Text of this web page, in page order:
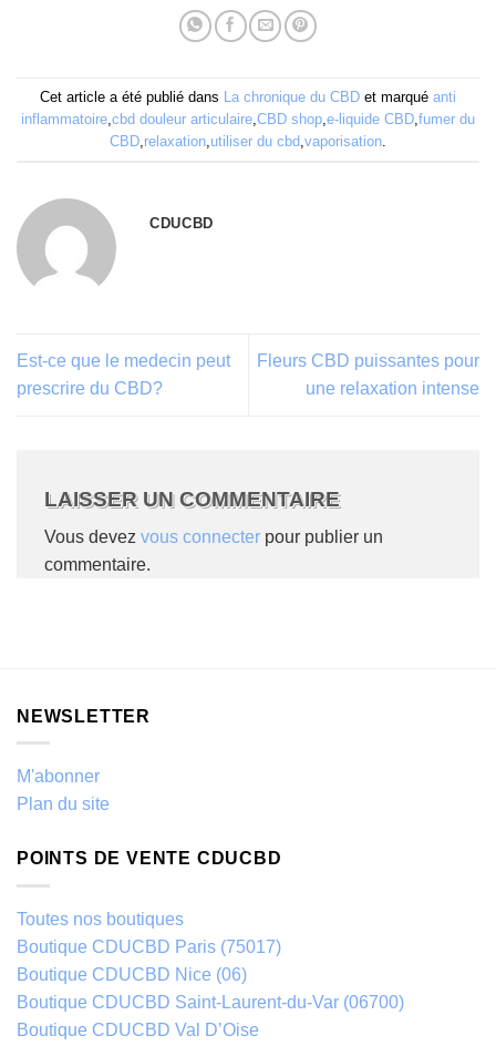
Cet article a été publié dans La chronique du CBD et marqué anti
inflammatoire cbd douleur articulaire CBD shop e-liquide CBD fumer du
CBD relaxation utiliser du cbd vaporisation
CDUCBD
Est-ce que le medecin peut
prescrire du CBD?
Fleurs CBD puissantes pour
une relaxation intense
LAISSER UN COMMENTAIRE
Vous devez vous connecter pour publier un
commentaire.
NEWSLETTER
M'abonner
Plan du site
POINTS DE VENTE CDUCBD
Toutes nos boutiques
Boutique CDUCBD Paris (75017)
Boutique CDUCBD Nice (06)
Boutique CDUCBD Saint-Laurent-du-Var (06700)
Boutique CDUCBD Val D’Oise